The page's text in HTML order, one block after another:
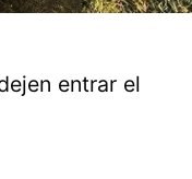
entrar el